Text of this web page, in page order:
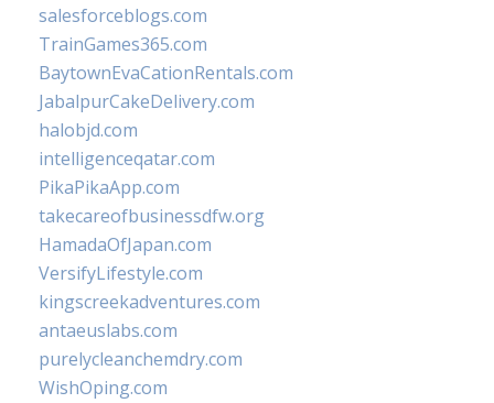
salesforceblogs.com
TrainGames365.com
BaytownEvaCationRentals.com
JabalpurCakeDelivery.com
halobjd.com
intelligenceqatar.com
PikaPikaApp.com
takecareofbusinessdfw.org
HamadaOfJapan.com
VersifyLifestyle.com
kingscreekadventures.com
antaeuslabs.com
purelycleanchemdry.com
WishOping.com